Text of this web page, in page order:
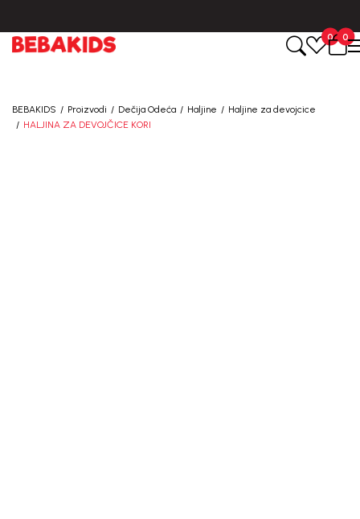
0
0
BEBAKIDS Proizvodi Dečija Odeća Haljine
Haljine za devojcice
HALJINA ZA DEVOJČICE KORI